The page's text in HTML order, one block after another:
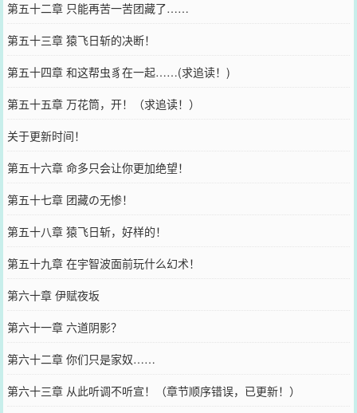
第五十二章 只能再苦一苦团藏了……
第五十三章 猿飞日斩的决断！
第五十四章 和这帮虫豸在一起……(求追读！)
第五十五章 万花筒，开！（求追读！）
关于更新时间！
第五十六章 命多只会让你更加绝望！
第五十七章 团藏の无惨！
第五十八章 猿飞日斩，好样的！
第五十九章 在宇智波面前玩什么幻术！
第六十章 伊赋夜坂
第六十一章 六道阴影？
第六十二章 你们只是家奴……
第六十三章 从此听调不听宣！（章节顺序错误，已更新！）